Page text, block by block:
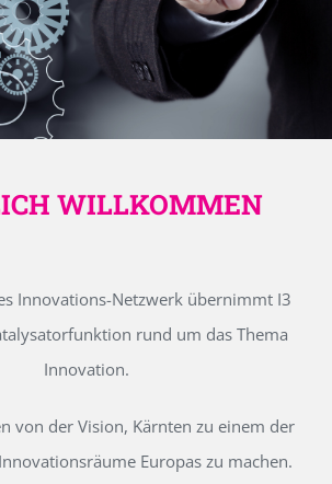
WILLKOMMEN
Innovations-Netzwerk übernimmt I3
rund um das Thema
Innovation.
von der Vision, Kärnten zu einem der
Europas zu machen.